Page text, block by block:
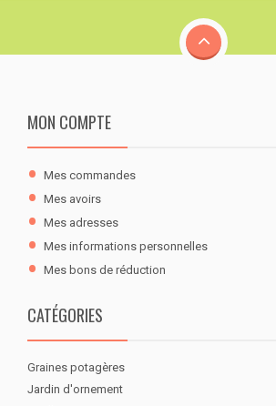
MON COMPTE
Mes commandes
Mes avoirs
Mes adresses
Mes informations personnelles
Mes bons de réduction
CATÉGORIES
Graines potagères
Jardin d'ornement